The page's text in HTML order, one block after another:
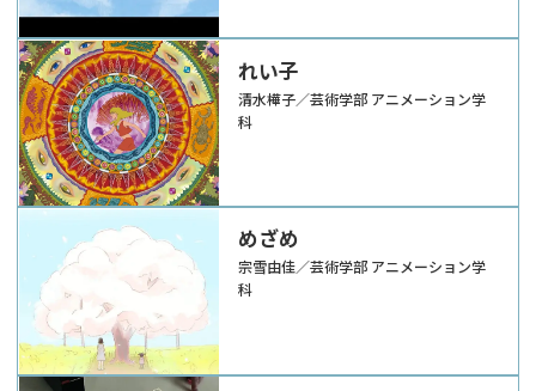
れい子
清水樺子／芸術学部 アニメーション学
科
めざめ
宗雪由佳／芸術学部 アニメーション学
科